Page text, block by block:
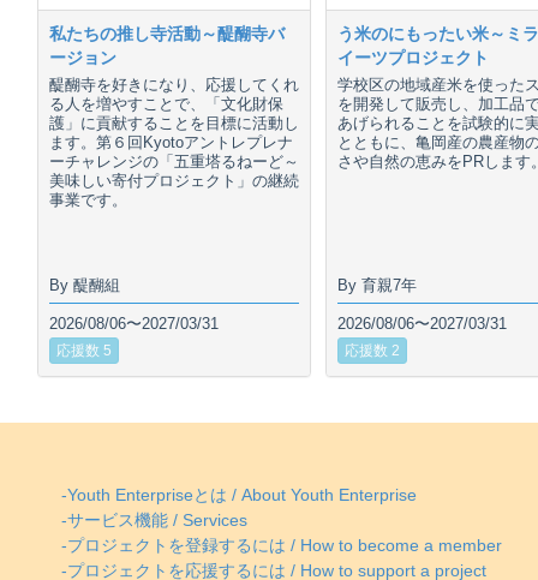
私たちの推し寺活動～醍醐寺バ
ージョン
醍醐寺を好きになり、応援してくれ
る人を増やすことで、「文化財保
護」に貢献することを目標に活動し
ます。第６回Kyotoアントレプレナ
ーチャレンジの「五重塔るねーど～
美味しい寄付プロジェクト」の継続
事業です。
By 醍醐組
2026/08/06〜2027/03/31
応援数 5
う米のにもったい米～ミ
イーツプロジェクト
学校区の地域産米を使った
を開発して販売し、加工品
あげられることを試験的に
とともに、亀岡産の農産物
さや自然の恵みをPRします
By 育親7年
2026/08/06〜2027/03/31
応援数 2
-Youth Enterpriseとは / About Youth Enterprise
-サービス機能 / Services
-プロジェクトを登録するには / How to become a member
-プロジェクトを応援するには / How to support a project